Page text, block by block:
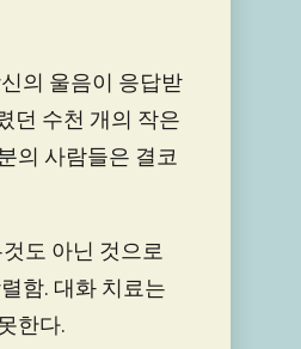
의 울음이 응답받
던 수천 개의 작은
의 사람들은 결코
도 아닌 것으로
함. 대화 치료는
한다.